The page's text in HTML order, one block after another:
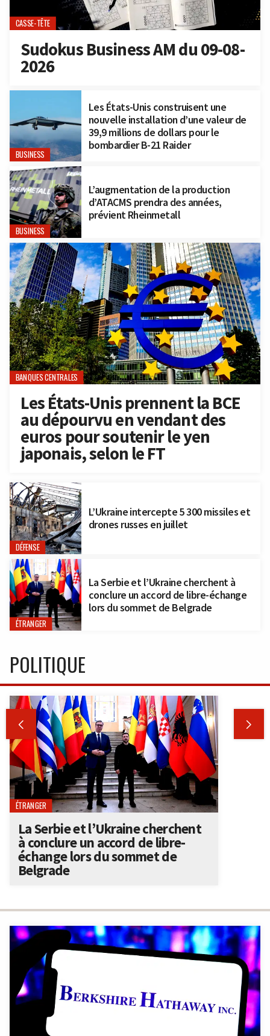
CASSE-TÊTE
Sudokus Business AM du 09-08-
2026
BUSINESS
Les États-Unis construisent une
nouvelle installation d’une valeur de
39,9 millions de dollars pour le
bombardier B-21 Raider
BUSINESS
L’augmentation de la production
d’ATACMS prendra des années,
prévient Rheinmetall
BANQUES CENTRALES
Les États-Unis prennent la BCE
au dépourvu en vendant des
euros pour soutenir le yen
japonais, selon le FT
DÉFENSE
L’Ukraine intercepte 5 300 missiles et
drones russes en juillet
ÉTRANGER
La Serbie et l’Ukraine cherchent à
conclure un accord de libre-échange
lors du sommet de Belgrade
POLITIQUE
 
ÉTRANGER
La Serbie et l’Ukraine cherchent
à conclure un accord de libre-
échange lors du sommet de
Belgrade